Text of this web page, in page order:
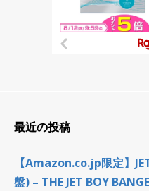
最近の投稿
【Amazon.co.jp限定】
盤) – THE JET BOY